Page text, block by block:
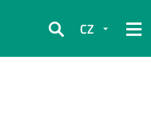
Hledat
CZ